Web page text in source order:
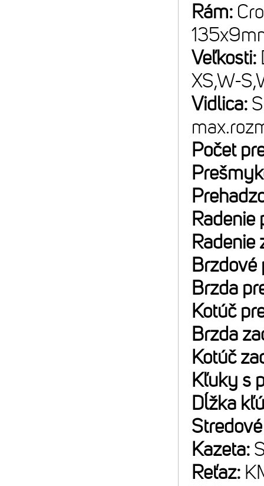
Rám:
Veľkosti:
XS,W-
Vidlica:
Počet
Radenie
Radenie
Brzda
Kotúč
Brzda
Kotúč
Kľuky s
Dĺžka
Kazeta:
Reťaz: